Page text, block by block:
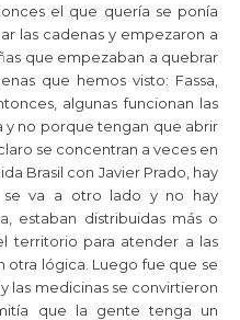
el que quería se ponía
las cadenas y empezaron a
que empezaban a quebrar
que hemos visto: Fassa,
algunas funcionan las
y no porque tengan que abrir
se concentran a veces en
Brasil con Javier Prado, hay
se va a otro lado y no hay
estaban distribuidas más o
territorio para atender a las
otra lógica. Luego fue que se
las medicinas se convirtieron
que la gente tenga un